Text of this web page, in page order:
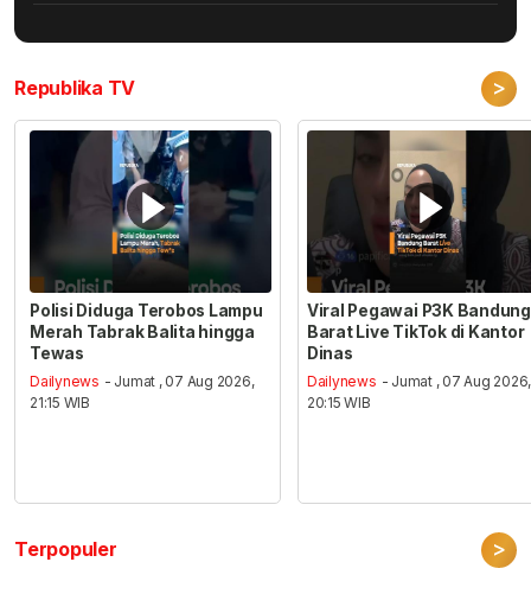
Republika TV >
Polisi Diduga Terobos Lampu
Merah Tabrak Balita hingga
Tewas
Dailynews - Jumat , 07 Aug 2026,
21:15 WIB
Viral Pegawai P3K Bandung
Barat Live TikTok di Kantor
Dinas
Dailynews - Jumat , 07 Aug 2026,
20:15 WIB
Terpopuler >